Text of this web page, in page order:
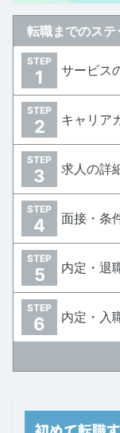
転職までのステ
STEP
1 サービス
STEP
2 キャリア
STEP
3 求人の詳
STEP
4 面接・条
STEP
5 内定・退
STEP
6 内定・入